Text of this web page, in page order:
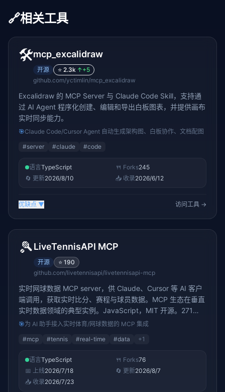
🔗相关工具
🛠️mcp_excalidraw
开源 ⭐ 2.3k ↑+5
github.com/yctimlin/mcp_excalidraw
Excalidraw 的 MCP Server 与 Claude Code Skill，支持通
过 AI Agent 程序化创建、编辑和导出白板图表，并提供画布
实时同步能力。
🎯Claude Code/Cursor Agent 自动生成架构图、白板协作、文档配图
#server #claude #code
语言TypeScript 🍴 Forks245
🔄 更新2026/8/10 📥 收录2026/6/12
优缺点 ▼ 访问工具 →
🎾LiveTennisAPI MCP
开源 ⭐ 190
github.com/livetennisapi/livetennisapi-mcp
实时网球数据 MCP server，供 Claude、Cursor 等 AI 客户
端调用，获取实时比分、赛程与球员数据。MCP 生态在垂直
实时数据领域的典型实例。JavaScript，MIT 开源。271
stars。
🎯为 AI 助手接入实时体育/网球数据的 MCP 集成
#mcp #tennis #real-time #data +1
语言TypeScript 🍴 Forks76
📅 上线2026/7/18 🔄 更新2026/8/7
📥 收录2026/7/23